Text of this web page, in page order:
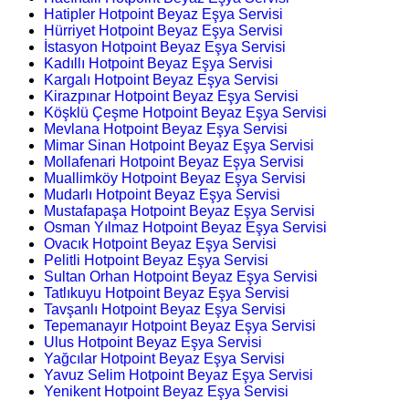
Hatipler Hotpoint Beyaz Eşya Servisi
Hürriyet Hotpoint Beyaz Eşya Servisi
İstasyon Hotpoint Beyaz Eşya Servisi
Kadıllı Hotpoint Beyaz Eşya Servisi
Kargalı Hotpoint Beyaz Eşya Servisi
Kirazpınar Hotpoint Beyaz Eşya Servisi
Köşklü Çeşme Hotpoint Beyaz Eşya Servisi
Mevlana Hotpoint Beyaz Eşya Servisi
Mimar Sinan Hotpoint Beyaz Eşya Servisi
Mollafenari Hotpoint Beyaz Eşya Servisi
Muallimköy Hotpoint Beyaz Eşya Servisi
Mudarlı Hotpoint Beyaz Eşya Servisi
Mustafapaşa Hotpoint Beyaz Eşya Servisi
Osman Yılmaz Hotpoint Beyaz Eşya Servisi
Ovacık Hotpoint Beyaz Eşya Servisi
Pelitli Hotpoint Beyaz Eşya Servisi
Sultan Orhan Hotpoint Beyaz Eşya Servisi
Tatlıkuyu Hotpoint Beyaz Eşya Servisi
Tavşanlı Hotpoint Beyaz Eşya Servisi
Tepemanayır Hotpoint Beyaz Eşya Servisi
Ulus Hotpoint Beyaz Eşya Servisi
Yağcılar Hotpoint Beyaz Eşya Servisi
Yavuz Selim Hotpoint Beyaz Eşya Servisi
Yenikent Hotpoint Beyaz Eşya Servisi